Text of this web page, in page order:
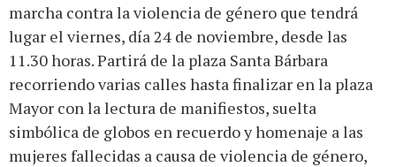
marcha contra la violencia de género que tendrá
lugar el viernes, día 24 de noviembre, desde las
11.30 horas. Partirá de la plaza Santa Bárbara
recorriendo varias calles hasta finalizar en la plaza
Mayor con la lectura de manifiestos, suelta
simbólica de globos en recuerdo y homenaje a las
mujeres fallecidas a causa de violencia de género,